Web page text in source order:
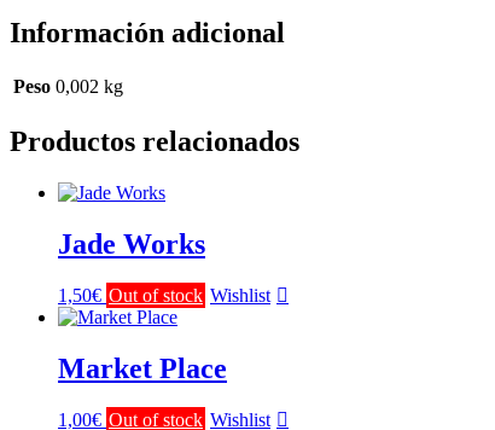
Información adicional
Peso 0,002 kg
Productos relacionados
Jade Works
1,50€ Out of stock Wishlist
Market Place
1,00€ Out of stock Wishlist